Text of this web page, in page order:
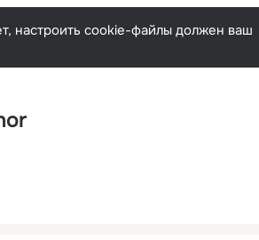
Русский
настроить cookie-файлы должен ваш